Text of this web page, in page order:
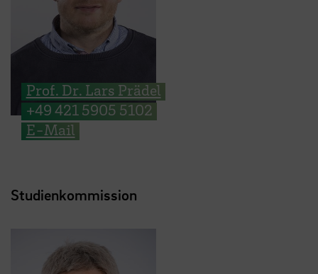
Prof. Dr. Lars Prädel
+49 421 5905 5102
E-Mail
Studienkommission